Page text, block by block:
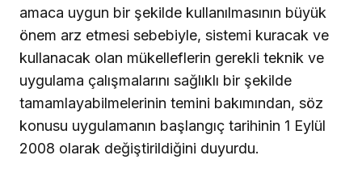
amaca uygun bir şekilde kullanılmasının büyük
önem arz etmesi sebebiyle, sistemi kuracak ve
kullanacak olan mükelleflerin gerekli teknik ve
uygulama çalışmalarını sağlıklı bir şekilde
tamamlayabilmelerinin temini bakımından, söz
konusu uygulamanın başlangıç tarihinin 1 Eylül
2008 olarak değiştirildiğini duyurdu.